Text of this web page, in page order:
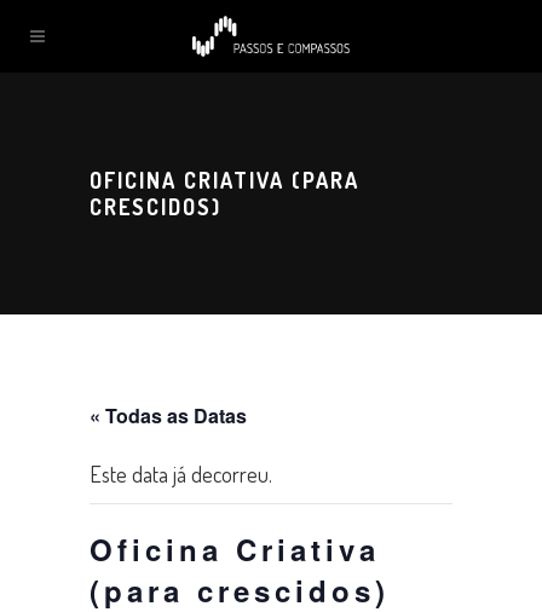
OFICINA CRIATIVA (PARA
CRESCIDOS)
« Todas as Datas
Este data já decorreu.
Oficina Criativa
(para crescidos)